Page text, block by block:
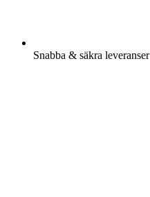
Snabba & säkra leveranser